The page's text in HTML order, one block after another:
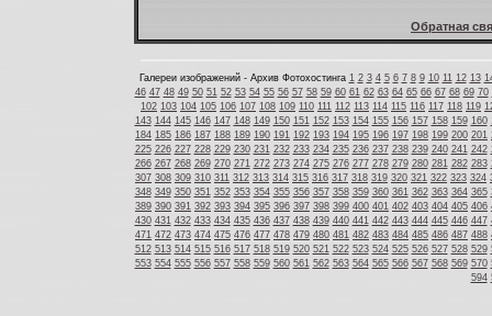
Обратная
Галереи изображений - Архив Фотохостинга 1 2 3 4 5 6 7 8 9 10 11 12 13
46 47 48 49 50 51 52 53 54 55 56 57 58 59 60 61 62 63 64 65 66 67 68 69 70
102 103 104 105 106 107 108 109 110 111 112 113 114 115 116 117 118 119
143 144 145 146 147 148 149 150 151 152 153 154 155 156 157 158 159 160
184 185 186 187 188 189 190 191 192 193 194 195 196 197 198 199 200 201
225 226 227 228 229 230 231 232 233 234 235 236 237 238 239 240 241 242
266 267 268 269 270 271 272 273 274 275 276 277 278 279 280 281 282 283
307 308 309 310 311 312 313 314 315 316 317 318 319 320 321 322 323 324
348 349 350 351 352 353 354 355 356 357 358 359 360 361 362 363 364 365
389 390 391 392 393 394 395 396 397 398 399 400 401 402 403 404 405 406
430 431 432 433 434 435 436 437 438 439 440 441 442 443 444 445 446 447
471 472 473 474 475 476 477 478 479 480 481 482 483 484 485 486 487 488
512 513 514 515 516 517 518 519 520 521 522 523 524 525 526 527 528 529
553 554 555 556 557 558 559 560 561 562 563 564 565 566 567 568 569 570
594